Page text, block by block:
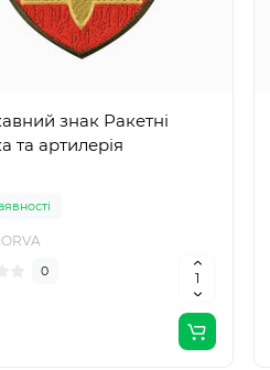
знак Ракетні
та артилерія
0